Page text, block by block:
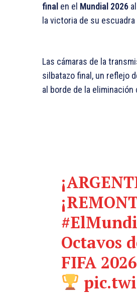
final en el Mundial 2026
la victoria de su
Las cámaras de la
silbatazo final, un reflejo
al borde de la
Octavos
FIFA